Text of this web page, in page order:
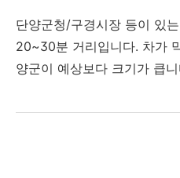
단양군청/구경시장 등이 있
20~30분 거리입니다. 차가
양군이 예상보다 크기가 큽